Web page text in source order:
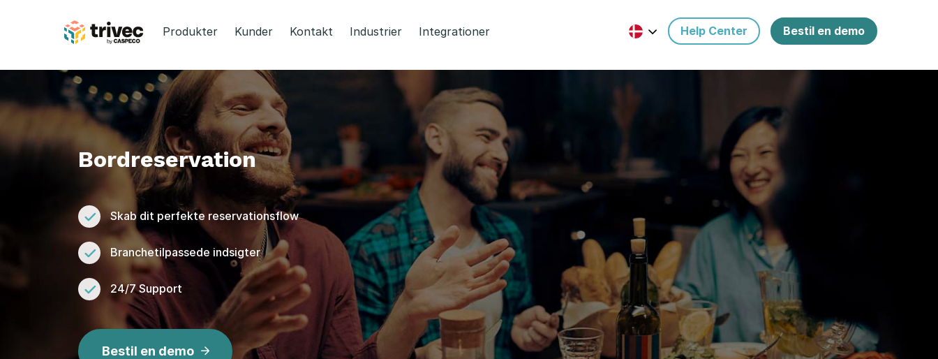
Produkter Kunder Kontakt Industrier Integrationer Help Center Bestil en demo
o
r
s
Bordreservation
Skab dit perfekte reservationsflow
Branchetilpassede indsigter
24/7 Support
Bestil en demo